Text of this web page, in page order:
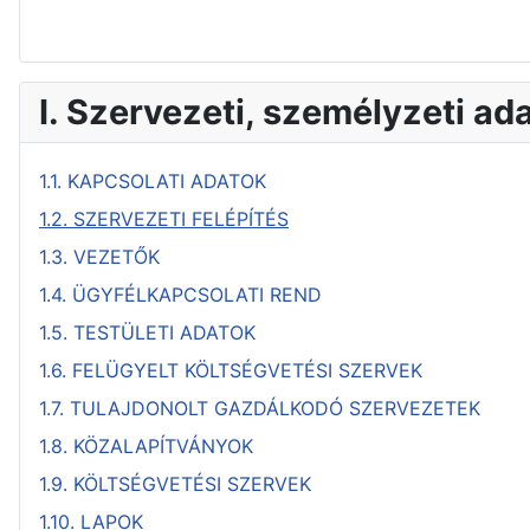
I. Szervezeti, személyzeti
1.1. KAPCSOLATI ADATOK
1.2. SZERVEZETI FELÉPÍTÉS
1.3. VEZETŐK
1.4. ÜGYFÉLKAPCSOLATI REND
1.5. TESTÜLETI ADATOK
1.6. FELÜGYELT KÖLTSÉGVETÉSI SZERVEK
1.7. TULAJDONOLT GAZDÁLKODÓ SZERVEZETEK
1.8. KÖZALAPÍTVÁNYOK
1.9. KÖLTSÉGVETÉSI SZERVEK
1.10. LAPOK